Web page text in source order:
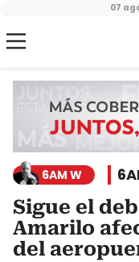
07
6AM W
Sigue el
Amarilo
del